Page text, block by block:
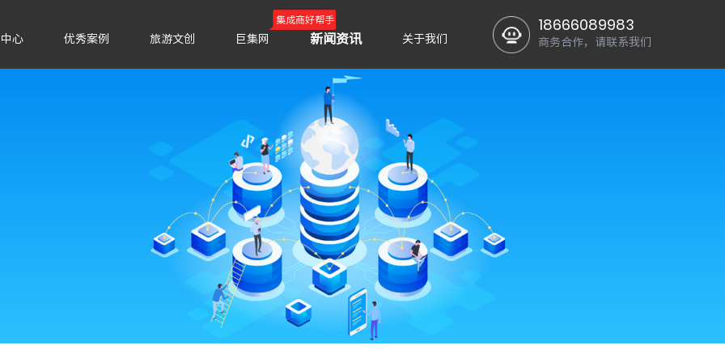
心 优秀案例 旅游文创 巨集网
集成商好帮手
新闻资讯 关于我们
18666089983
商务合作，请联系我们